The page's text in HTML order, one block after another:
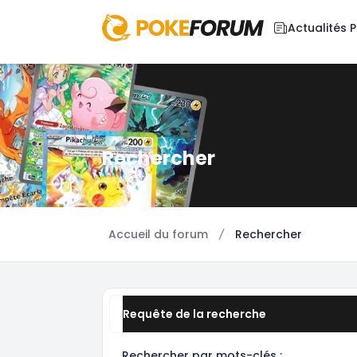
Actualités
Rechercher
Accueil du forum Rechercher
Requête de la recherche